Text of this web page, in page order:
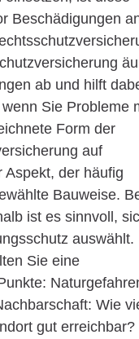
Beschädigungen
ab und hilft
Sie Probleme
Form der
auf
Aspekt, der häufig
Bauweise.
ist es sinnvoll,
auswählt.
Sie eine
Wie
gut erreichbar?